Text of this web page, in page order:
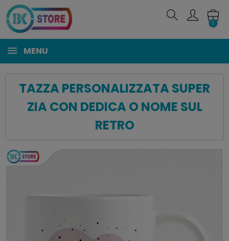
0
MENU
TAZZA PERSONALIZZATA SUPER
ZIA CON DEDICA O NOME SUL
RETRO